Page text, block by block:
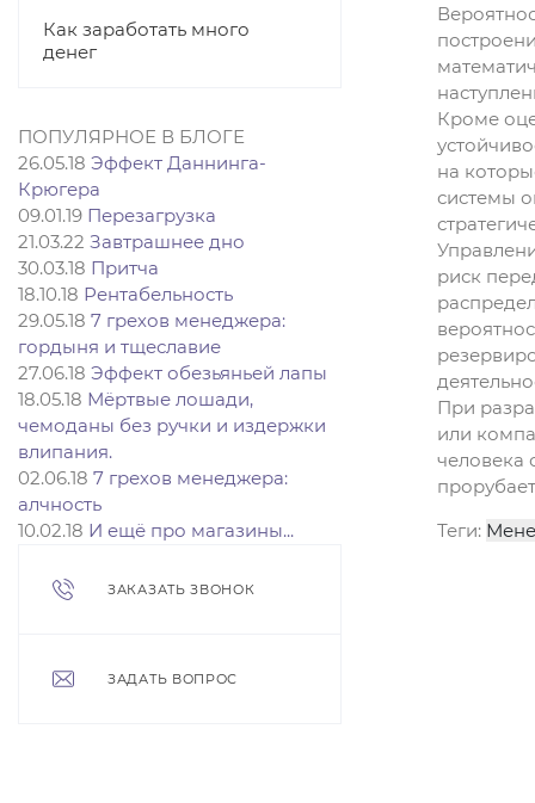
Как заработать много
денег
ПОПУЛЯРНОЕ В БЛОГЕ
26.05.18 Эффект Даннинга-
Крюгера
09.01.19 Перезагрузка
21.03.22 Завтрашнее дно
30.03.18 Притча
18.10.18 Рентабельность
29.05.18 7 грехов менеджера:
гордыня и тщеславие
27.06.18 Эффект обезьяньей лапы
18.05.18 Мёртвые лошади,
чемоданы без ручки и издержки
влипания.
02.06.18 7 грехов менеджера:
алчность
10.02.18 И ещё про магазины...
ЗАКАЗАТЬ ЗВОНОК
ЗАДАТЬ ВОПРОС
Кроме
на
системы
риск
При
или
человека
Теги: